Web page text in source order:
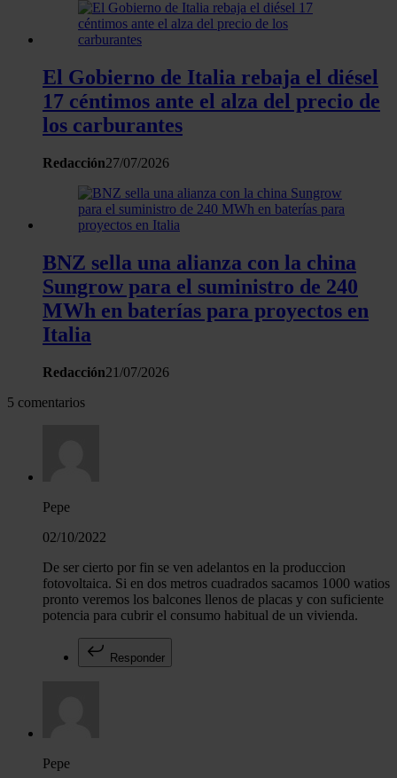
El Gobierno de Italia rebaja el diésel
17 céntimos ante el alza del precio de
los carburantes
Redacción27/07/2026
BNZ sella una alianza con la china
Sungrow para el suministro de 240
MWh en baterías para proyectos en
Italia
Redacción21/07/2026
5 comentarios
Pepe
02/10/2022
De ser cierto por fin se ven adelantos en la produccion
fotovoltaica. Si en dos metros cuadrados sacamos 1000 watios
pronto veremos los balcones llenos de placas y con suficiente
potencia para cubrir el consumo habitual de un vivienda.
Responder
Pepe